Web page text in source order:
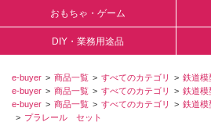
おもちゃ・ゲーム
DIY・業務用途品
e-buyer 商品一覧 すべてのカテゴリ
鉄道模
e-buyer
商品一覧 すべてのカテゴリ 鉄道模
e-buyer
商品一覧 すべてのカテゴリ 鉄道模
プラレール セット